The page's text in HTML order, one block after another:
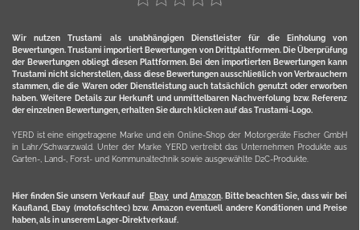
Wir nutzen Trustami als unabhängigen Dienstleister für die Einholung von
Bewertungen. Trustami importiert Bewertungen von Drittplattformen. Die Überprüfung
der Bewertungen obliegt diesen Plattformen. Bei den importierten Bewertungen kann
Trustami nicht sicherstellen, dass diese Bewertungen ausschließlich von Verbrauchern
stammen, die die Waren oder Dienstleistung auch tatsächlich genutzt oder erworben
haben. Weitere Details zur Herkunft und unmittelbaren Nachverfolung bzw. Referenz
der einzelnen Bewertungen, erhalten Sie durch klicken auf das Trustami-Logo.
YERD ist eine eingetragene Marke und ein Online-Shop der Motorgeräte Fischer GmbH
in Lahr/Schwarzwald. Unter der Marke YERD vertreibt das Unternehmen Produkte aus
Garten-, Land-, Forst- und Kommunaltechnik sowie ausgewählte D2C-Produkte.
Hier finden Sie unsern Verkauf auf Ebayund Amazon. Bitte beachten Sie, dass wir bei
Kaufland, Ebay (motofischtec) bzw. Amazon eventuell andere Konditionen und Preise
haben, als in unserem Lager-Direktverkauf.